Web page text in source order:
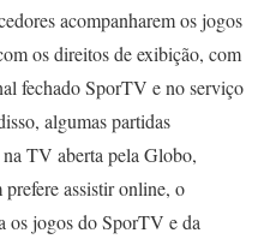
acompanharem os jogos
os direitos de exibição, com
fechado SporTV e no serviço
algumas partidas
TV aberta pela Globo,
assistir online, o
os jogos do SporTV e da